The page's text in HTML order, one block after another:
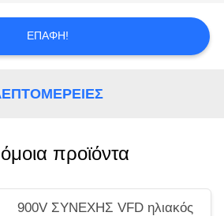
ΕΠΑΦΉ!
προϊόντα
900V ΣΥΝΕΧΗΣ VFD ηλιακός